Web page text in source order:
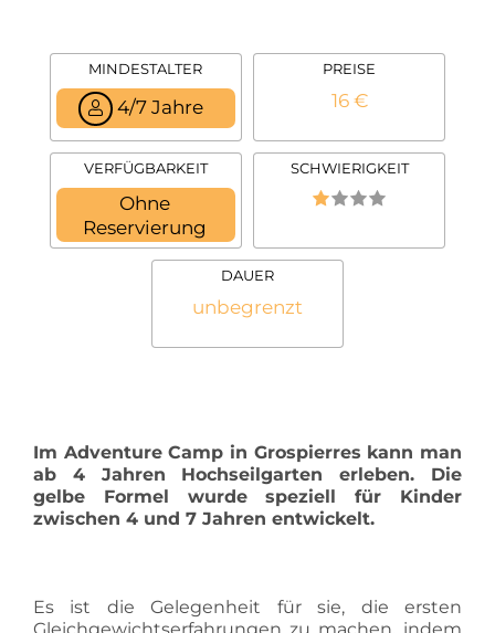
MINDESTALTER
4/7 Jahre
PREISE
16 €
VERFÜGBARKEIT
Ohne
Reservierung
SCHWIERIGKEIT
DAUER
unbegrenzt
Im Adventure Camp in Grospierres kann man
ab 4 Jahren Hochseilgarten erleben. Die
gelbe Formel wurde speziell für Kinder
zwischen 4 und 7 Jahren entwickelt.
Es ist die Gelegenheit für sie, die ersten